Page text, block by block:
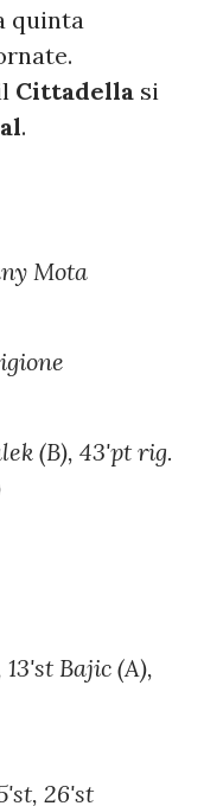
quinta
Cittadella si
.
Mota
(B), 43'pt rig.
Bajic (A),
26'st